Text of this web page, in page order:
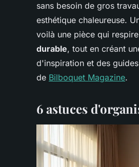
sans besoin de gros
esthétique chaleureuse.
voilà une pièce qui
durable, tout en créant
d'inspiration et des
de Bilboquet Magazine.
6 astuces